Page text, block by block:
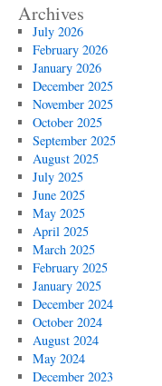
Archives
July 2026
February 2026
January 2026
December 2025
November 2025
October 2025
September 2025
August 2025
July 2025
June 2025
May 2025
April 2025
March 2025
February 2025
January 2025
December 2024
October 2024
August 2024
May 2024
December 2023